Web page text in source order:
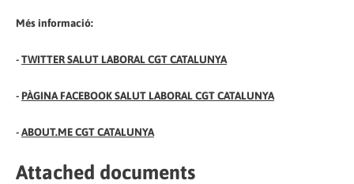
Més informació:
-TWITTER SALUT LABORAL CGT CATALUNYA
- PÀGINA FACEBOOK SALUT LABORAL CGT CATALUNYA
-ABOUT.ME CGT CATALUNYA
Attached documents